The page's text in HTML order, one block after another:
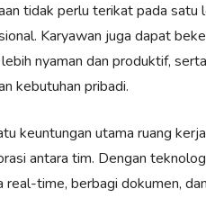
tidak perlu terikat pada
Karyawan juga dapat
nyaman dan produktif,
kebutuhan pribadi.
keuntungan utama ruang
antara tim. Dengan
time, berbagi dokumen,